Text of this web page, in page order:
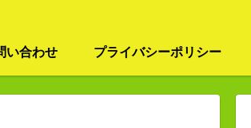
い合わせ プライバシーポリシー